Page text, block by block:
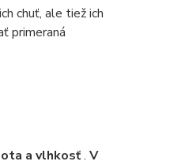
chuť, ale tiež ich
primeraná
a vlhkosť. V